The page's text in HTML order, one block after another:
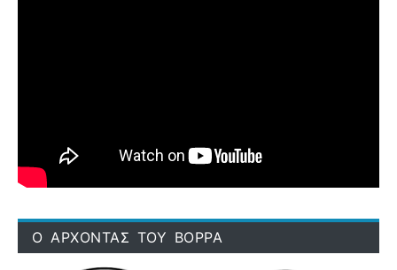
Ο ΑΡΧΟΝΤΑΣ ΤΟΥ ΒΟΡΡΑ